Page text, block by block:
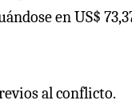
en US$
al conflicto.